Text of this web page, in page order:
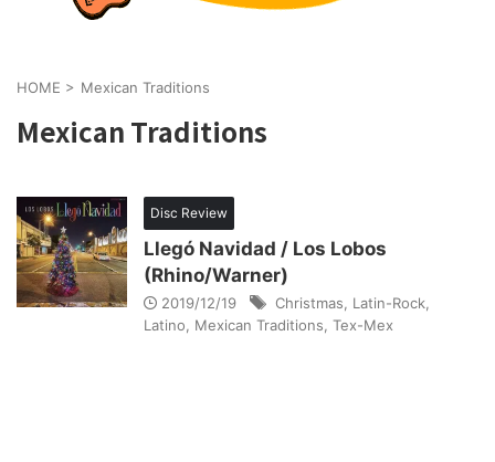
HOME > Mexican Traditions
Mexican Traditions
Disc Review
Llegó Navidad / Los Lobos
(Rhino/Warner)
2019/12/19 Christmas Latin-Rock
Latino
Mexican Traditions Tex-Mex